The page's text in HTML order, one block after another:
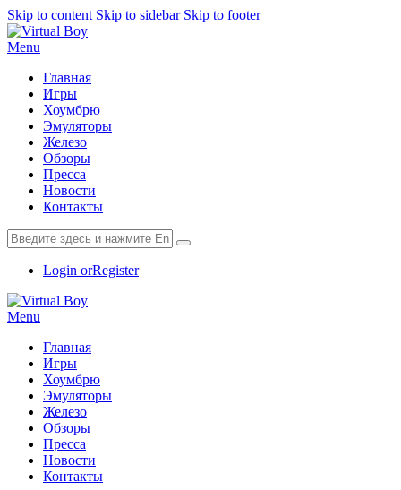
Skip to content Skip to sidebar Skip to footer
Menu
Главная
Игры
Хоумбрю
Эмуляторы
Железо
Обзоры
Пресса
Новости
Контакты
Login orRegister
Menu
Главная
Игры
Хоумбрю
Эмуляторы
Железо
Обзоры
Пресса
Новости
Контакты